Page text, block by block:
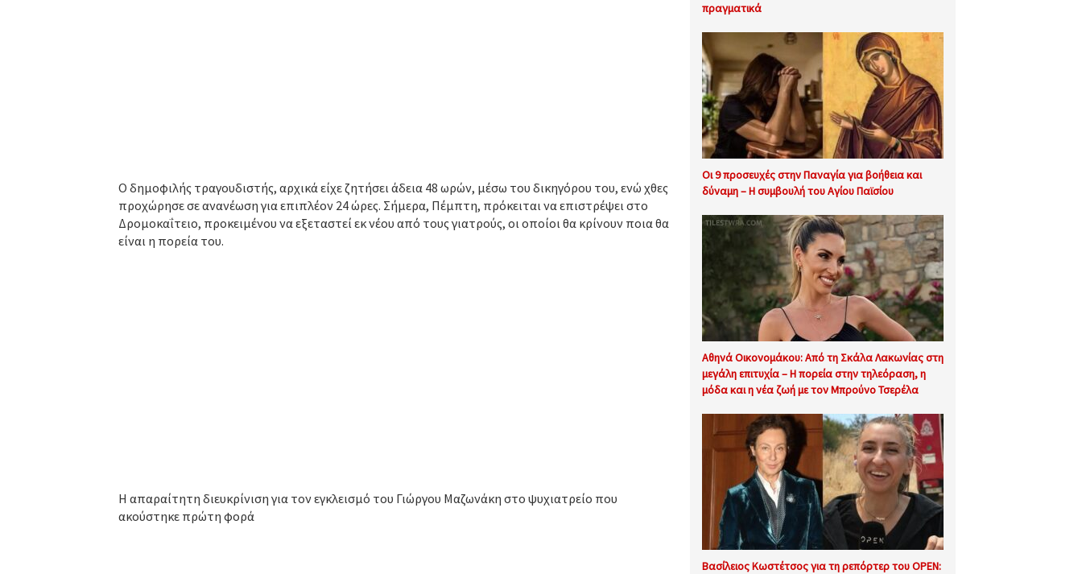
Ο δημοφιλής τραγουδιστής, αρχικά είχε ζητήσει άδεια 48 ωρών, μέσω του δικηγόρου του, ενώ χθες
προχώρησε σε ανανέωση για επιπλέον 24 ώρες. Σήμερα, Πέμπτη, πρόκειται να επιστρέψει στο
Δρομοκαΐτειο, προκειμένου να εξεταστεί εκ νέου από τους γιατρούς, οι οποίοι θα κρίνουν ποια θα
είναι η πορεία του.
Η απαραίτητη διευκρίνιση για τον εγκλεισμό του Γιώργου Μαζωνάκη στο ψυχιατρείο που
ακούστηκε πρώτη φορά
πραγματικά
Οι 9 προσευχές στην Παναγία για βοήθεια και
δύναμη – Η συμβουλή του Αγίου Παϊσίου
Αθηνά Οικονομάκου: Από τη Σκάλα Λακωνίας στη
μεγάλη επιτυχία – Η πορεία στην τηλεόραση, η
μόδα και η νέα ζωή με τον Μπρούνο Τσερέλα
Βασίλειος Κωστέτσος για τη ρεπόρτερ του OPEN: